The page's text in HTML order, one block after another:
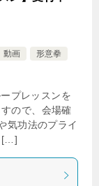
動画
形意拳
プレッスンを
ので、会場確
気功法のプライ
[…]